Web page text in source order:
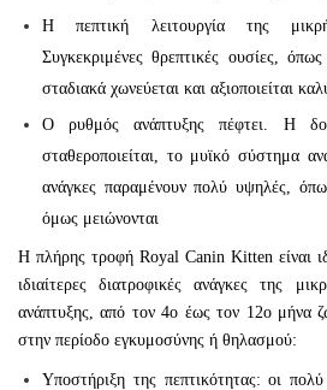
Η πεπτική λειτουργία της
Συγκεκριμένες θρεπτικές ουσίες,
σταδιακά χωνεύεται και αξιοποιείται
Ο ρυθμός ανάπτυξης πέφτει. Η
σταθεροποιείται, το μυϊκό σύστημα
ανάγκες παραμένουν πολύ υψηλές,
όμως μειώνονται
Η πλήρης τροφή Royal Canin Kitten είναι
ιδιαίτερες διατροφικές ανάγκες της
ανάπτυξης, από τον 4ο έως τον 12ο μήνα
στην περίοδο εγκυμοσύνης ή θηλασμού:
Υποστήριξη της πεπτικότητας: οι